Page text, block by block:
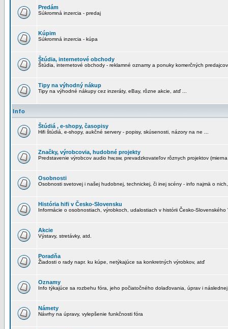
Predám
Súkromná inzercia - predaj
Kúpim
Súkromná inzercia - kúpa
Štúdia, internetové obchody
Štúdia, internetové obchody - reklamné oznamy a ponuky komerčných predajcov
Tipy na výhodný nákup
Tipy na výhodné nákupy cez inzeráty, eBay, rôzne akcie, atď ...
Info
Štúdiá , e-shopy, časopisy
Hifi štúdiá, e-shopy, aukčné servery - popisy, skúsenosti, názory na ne ...
Značky, výrobcovia, hudobné projekty
Predstavenie výrobcov audio hw,sw, prevadzkovateľov rôznych projektov
Osobnosti
Osobnosti svetovej i našej hudobnej, technickej, či inej scény - info najmä o
História hifi v Česko-Slovensku
Informácie o osobnostiach, výrobkoch, udalostiach v histórii Česko-Slovenského
Akcie
Výstavy, stretávky, atd.
Poradňa
Žiadosti o rady napr. ku kúpe, netýkajúce sa konkretných výrobkov, atď
Oznamy
Info týkajúce sa rozbehu fóra, jeho počiatočného dolaďovania, úprav i
Námety
Návrhy na úpravy, vylepšenie funkčnosti fóra